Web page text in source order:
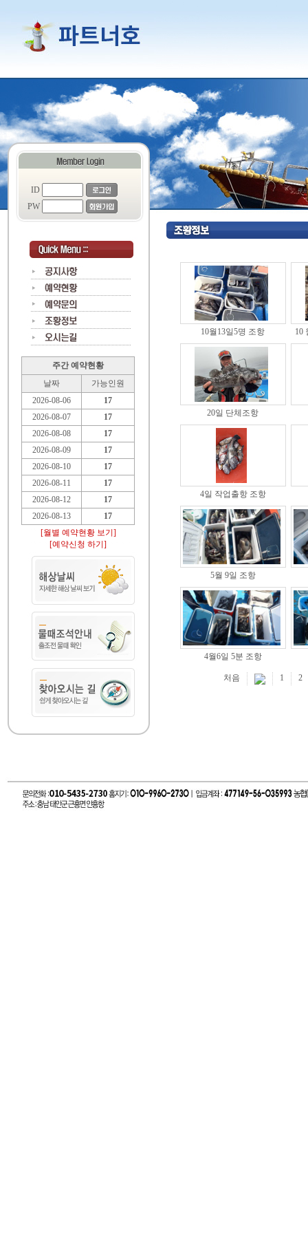
ID
PW
주간 예약현황
날짜
가능인원
2026-08-06
17
2026-08-07
17
2026-08-08
17
2026-08-09
17
2026-08-10
17
2026-08-11
17
2026-08-12
17
2026-08-13
17
[월별 예약현황 보기]
[예약신청 하기]
10월13일5명 조항 10
20일 단체조항
4일 작업출항 조항
5월 9일 조항
4월6일 5분 조항
처음 1 2